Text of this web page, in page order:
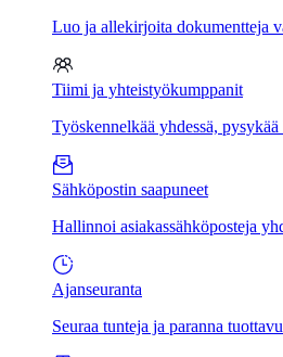
Luo ja allekirjoita dokumentteja
Tiimi ja yhteistyökumppanit
Työskennelkää yhdessä, pysykää
Sähköpostin saapuneet
Hallinnoi asiakassähköposteja
Ajanseuranta
Seuraa tunteja ja paranna